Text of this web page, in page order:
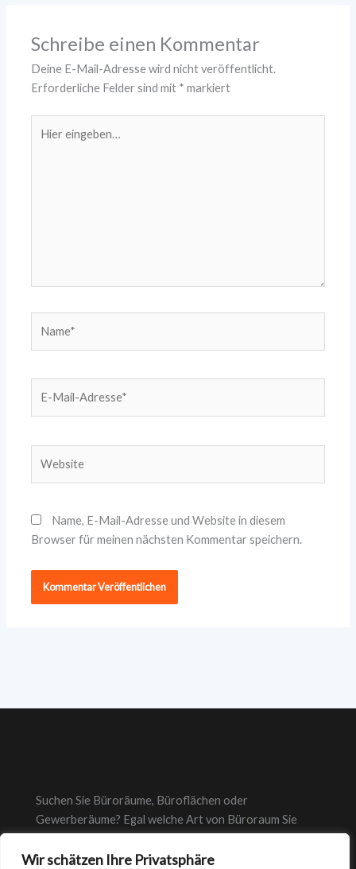
Wir schätzen Ihre Privatsphäre
Schreibe einen Kommentar
Deine E-Mail-Adresse wird nicht veröffentlicht.
Erforderliche Felder sind mit * markiert
eingeben…
Mail-
Name, E-Mail-Adresse und Website in diesem
Browser für meinen nächsten Kommentar speichern.
Suchen Sie Büroräume, Büroflächen oder
Gewerberäume? Egal welche Art von Büroraum Sie
richtige Büro.